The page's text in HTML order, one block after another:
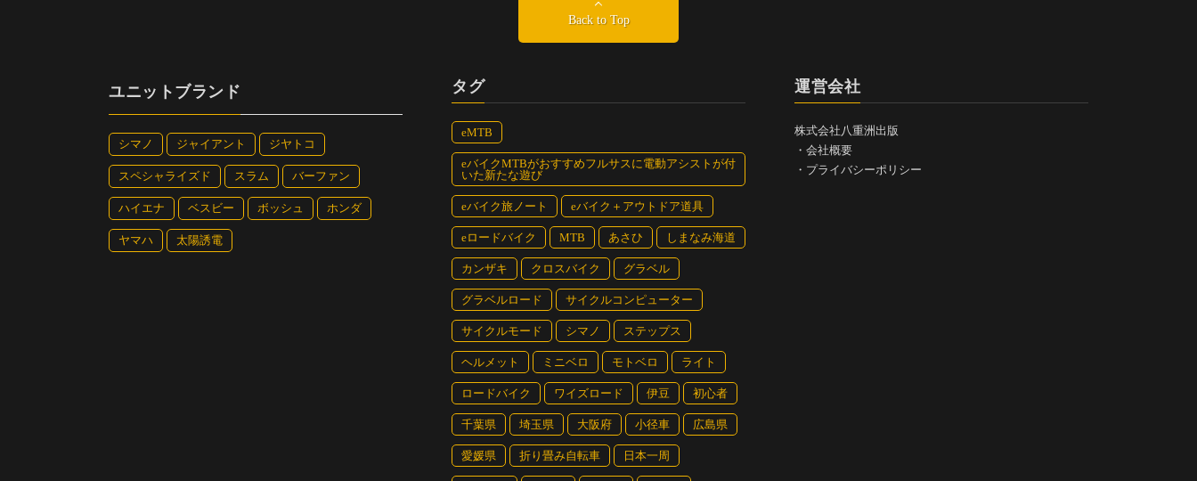
Back to Top
ユニットブランド
シマノ ジャイアント ジヤトコ
スペシャライズド スラム バーファン
ハイエナ ベスビー ボッシュ ホンダ
ヤマハ 太陽誘電
タグ
eMTB
eバイクMTBがおすすめフルサスに電動アシストが付
いた新たな遊び
eバイク旅ノート eバイク＋アウトドア道具
eロードバイク MTB あさひ しまなみ海道
カンザキ クロスバイク グラベル
グラベルロード サイクルコンピューター
サイクルモード シマノ ステップス
ヘルメット ミニベロ モトベロ ライト
ロードバイク ワイズロード 伊豆 初心者
千葉県 埼玉県 大阪府 小径車 広島県
愛媛県 折り畳み自転車 日本一周
運営会社
株式会社八重洲出版
・ 会社概要
・ プライバシーポリシー